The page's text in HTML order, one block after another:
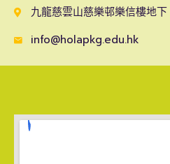
九龍慈雲山慈樂邨樂信樓地下
info@holapkg.edu.hk